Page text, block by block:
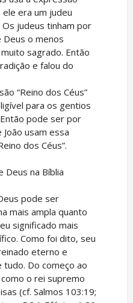
ele era um judeu
judeus tinham por
o menos
sagrado. Então
e falou do
“Reino dos Céus”
para os gentios
pode ser por
usam essa
dos Céus”.
Deus na Bíblia
pode ser
mais ampla quanto
significado mais
Como foi dito, seu
eterno e
Do começo ao
o rei supremo
(cf. Salmos 103:19;